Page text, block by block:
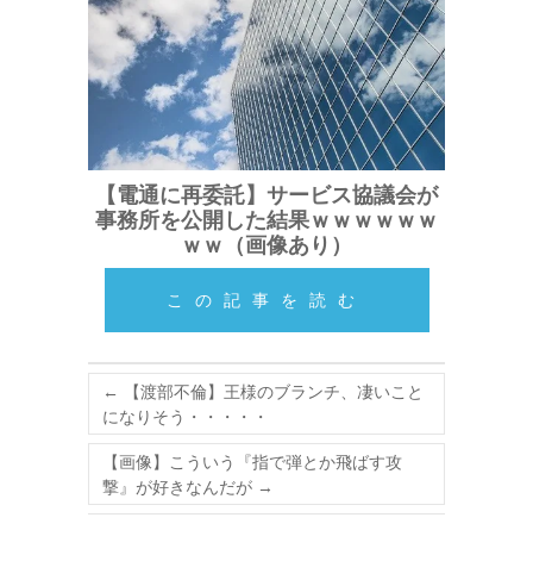
【電通に再委託】サービス協議会が
事務所を公開した結果ｗｗｗｗｗｗ
ｗｗ（画像あり）
この記事を読む
←
【渡部不倫】王様のブランチ、凄いこと
になりそう・・・・・
【画像】こういう『指で弾とか飛ばす攻
撃』が好きなんだが →